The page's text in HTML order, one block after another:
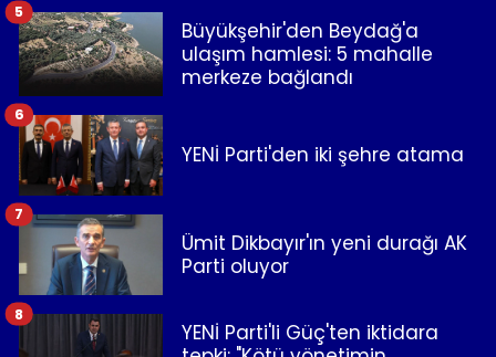
Büyükşehir'den Beydağ'a
ulaşım hamlesi: 5 mahalle
merkeze bağlandı
5
YENİ Parti'den iki şehre atama
6
Ümit Dikbayır'ın yeni durağı AK
Parti oluyor
7
YENİ Parti'li Güç'ten iktidara
8